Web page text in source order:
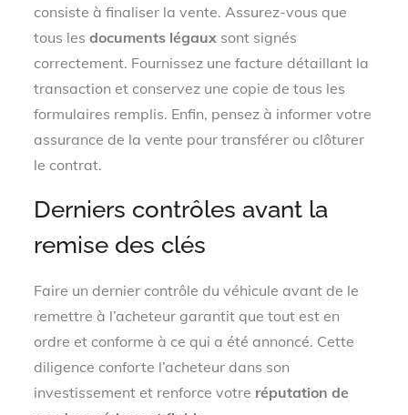
consiste à finaliser la vente. Assurez-vous que
tous lesdocuments légaux sont signés
correctement. Fournissez une facture détaillant la
transaction et conservez une copie de tous les
formulaires remplis. Enfin, pensez à informer votre
assurance de la vente pour transférer ou clôturer
le contrat.
Derniers contrôles avant la
remise des clés
Faire un dernier contrôle du véhicule avant de le
remettre à l’acheteur garantit que tout est en
ordre et conforme à ce qui a été annoncé. Cette
diligence conforte l’acheteur dans son
investissement et renforce votre réputation de